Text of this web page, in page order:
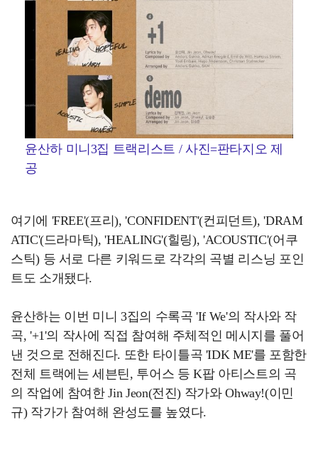
윤산하 미니3집 트랙리스트 / 사진=판타지오 제
공
여기에 'FREE'(프리), 'CONFIDENT'(컨피던트), 'DRAM
ATIC'(드라마틱), 'HEALING'(힐링), 'ACOUSTIC'(어쿠
스틱) 등 서로 다른 키워드로 각각의 곡별 리스닝 포인
트도 소개됐다.
윤산하는 이번 미니 3집의 수록곡 'If We'의 작사와 작
곡, '+1'의 작사에 직접 참여해 주체적인 메시지를 풀어
낸 것으로 전해진다. 또한 타이틀곡 'IDK ME'를 포함한
전체 트랙에는 세븐틴, 투어스 등 K팝 아티스트의 곡
의 작업에 참여한 Jin Jeon(전진) 작가와 Ohway!(이민
규) 작가가 참여해 완성도를 높였다.